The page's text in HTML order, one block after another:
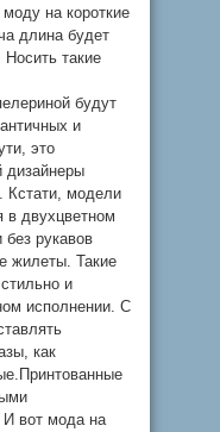
на короткие
длина будет
Носить такие
будут
и
это
дизайнеры
Кстати, модели
в двухцветном
рукавов
жилеты. Такие
и
исполнении. С
как
И вот мода на